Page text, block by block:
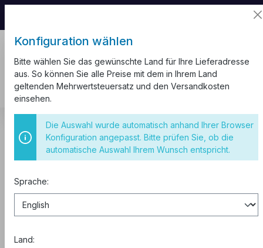
Schalter und Steckdosen Unterputz Schwarz
Steckdose Unterputz VDE RITA
Konfiguration wählen
Bitte wählen Sie das gewünschte Land für Ihre Lieferadresse
aus. So können Sie alle Preise mit dem in Ihrem Land
geltenden Mehrwertsteuersatz und den Versandkosten
einsehen.
Die Auswahl wurde automatisch anhand Ihrer Browser
Konfiguration angepasst. Bitte prüfen Sie, ob die
automatische Auswahl Ihrem Wunsch entspricht.
Sprache:
Land: